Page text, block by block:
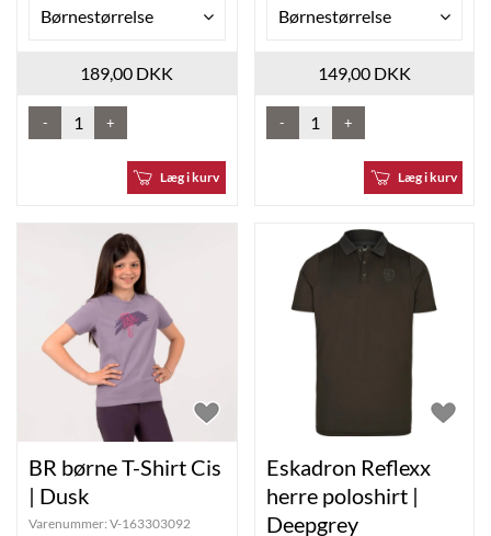
Børnestørrelse
189,00 DKK
- +
Læg i kurv
Børnestørrelse
149,00 DKK
- +
Læg i kurv
BR børne T-Shirt Cis
| Dusk
Varenummer: V-163303092
Eskadron Reflexx
herre poloshirt |
Deepgrey